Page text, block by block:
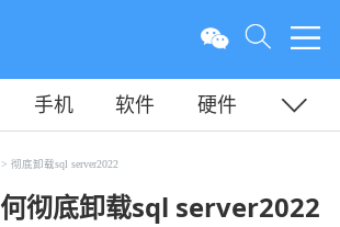
手机 软件
硬件
服务器
> 彻底卸载sql server2022
彻底卸载sql server2022